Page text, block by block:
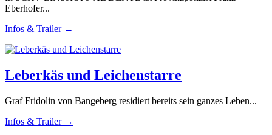
Eberhofer...
Infos & Trailer →
Leberkäs und Leichenstarre
Graf Fridolin von Bangeberg residiert bereits sein ganzes Leben...
Infos & Trailer →